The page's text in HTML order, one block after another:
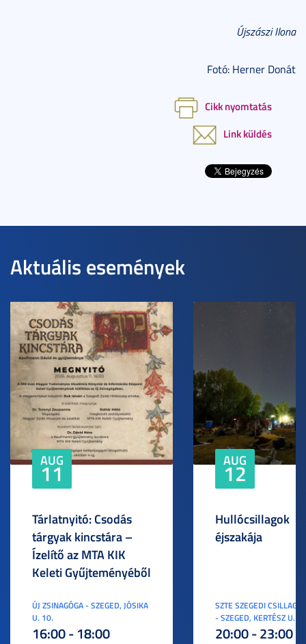
Újszászi Ilona
Fotó: Herner Donát
Cikk nyomtatás
Link küldés
Aktuális események
AUG
11
Tárlatnyitó: Csodás
tárgyak kincstára –
Ízelítő az MTA KIK
Keleti Gyűjteményéből
ÚJ ZSINAGÓGA - SZEGED, JÓSIKA
U. 10.
16:00 - 18:00
AUG
12
Hullócsillagok
éjszakája
SZTE SZEGEDI
- SZEGED, KERTÉSZ U. 3.
20:00 - 23:00